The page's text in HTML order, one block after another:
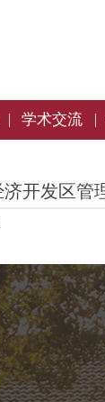
学术交流
开发区管